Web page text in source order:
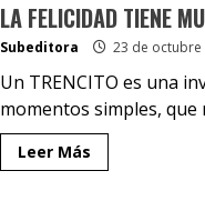
LA FELICIDAD TIENE
Subeditora 23 de octubre
Un TRENCITO es una
momentos simples, que
Leer Más